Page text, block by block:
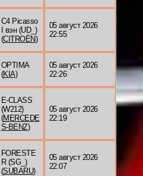
C4 Picasso
I вэн (UD_)
(CITROËN)
05 август 2026
22:55
OPTIMA
(KIA)
05 август 2026
22:26
E-CLASS
(W212)
(MERCEDE
S-BENZ)
05 август 2026
22:19
FORESTE
R (SG_)
(SUBARU)
05 август 2026
22:07